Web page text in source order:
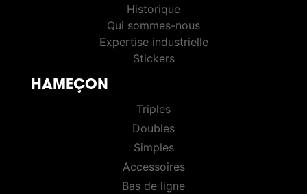
Historique
Qui sommes-nous
Expertise industrielle
Stickers
HAMEÇON
Triples
Doubles
Simples
Accessoires
Bas de ligne